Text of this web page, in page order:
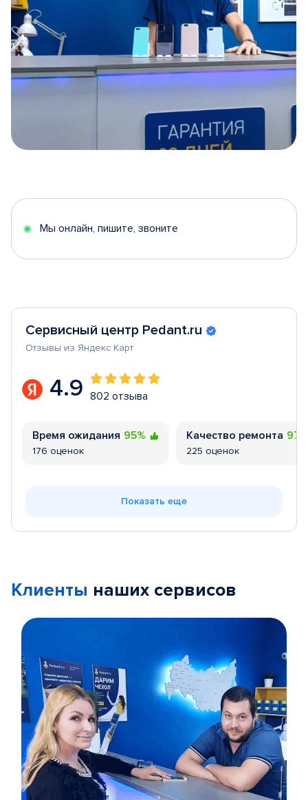
5
Мы онлайн, пишите, звоните
Сервисный центр Pedant.ru
Отзывы из Яндекс Карт
4.9 802 отзыва
Время ожидания 95%
176 оценок
Качество ремонта
225 оценок
Показать еще
Клиенты наших сервисов